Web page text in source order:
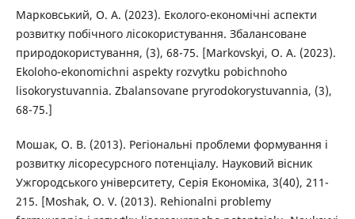
Марковський, О. А. (2023). Еколого-економічні аспекти
розвитку побічного лісокористування. Збалансоване
природокористування, (3), 68-75. [Markovskyi, O. A. (2023).
Ekoloho-ekonomichni aspekty rozvytku pobichnoho
lisokorystuvannia. Zbalansovane pryrodokorystuvannia, (3),
68-75.]
Мошак, О. В. (2013). Регіональні проблеми формування і
розвитку лісоресурсного потенціалу. Науковий вісник
Ужгородського університету, Серія Економіка, 3(40), 211-
215. [Moshak, O. V. (2013). Rehionalni problemy